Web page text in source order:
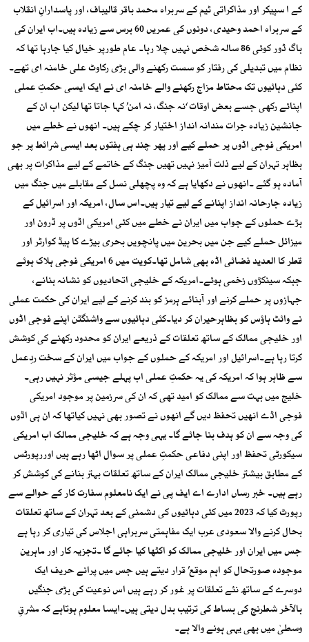
کے ا سپیکر اور مذاکراتی ٹیم کے سربراہ محمد باقر قالیباف، اور پاسدارانِ انقلاب
کے سربراہ احمد وحیدی، دونوں کی عمریں 60 برس سے زیادہ ہیں۔اب ایران کی
باگ ڈور کوئی 86 سالہ شخص نہیں چلا رہا۔ عام طورپر خیال کیا جارہا تھا کہ
نظام میں تبدیلی کی رفتار کو سست رکھنے والی بڑی رکاوٹ علی خامنہ ای تھے۔
کئی دہائیوں تک محتاط مزاج رکھنے والے خامنہ ای نے ایک ایسی حکمتِ عملی
اپنائے رکھی جسے بعض اوقات ‘نہ جنگ، نہ امن’ کہا جاتا تھا لیکن اب ان کے
جانشین زیادہ جرات مندانہ انداز اختیار کر چکے ہیں۔ انھوں نے خطے میں
امریکی فوجی اڈوں پر حملے کیے اور پھر چند ہی ہفتوں بعد ایسی شرائط پر جو
بظاہر تہران کے لیے ذلت آمیز نہیں تھیں جنگ کے خاتمے کے لیے مذاکرات پر بھی
آمادہ ہو گئے ۔انھوں نے دکھایا ہے کہ وہ پچھلی نسل کے مقابلے میں جنگ میں
زیادہ جارحانہ انداز اپنانے کے لیے تیار ہیں۔اس سال، امریکہ اور اسرائیل کے
بڑے حملوں کے جواب میں ایران نے خطے میں کئی امریکی اڈوں پر ڈرون اور
میزائل حملے کیے جن میں بحرین میں پانچویں بحری بیڑے کا ہیڈ کوارٹر اور
قطر کا العدید فضائی اڈہ بھی شامل تھا۔کویت میں 6 امریکی فوجی ہلاک ہوئے
جبکہ سینکڑوں زخمی ہوئے۔امریکہ کے خلیجی اتحادیوں کو نشانہ بنانے،
جہازوں پر حملے کرنے اور آبنائے ہرمز کو بند کرنے کے لیے ایران کی حکمت عملی
نے وائٹ ہاؤس کو بظاہرحیران کر دیا۔کئی دہائیوں سے واشنگٹن اپنے فوجی اڈوں
اور خلیجی ممالک کے ساتھ تعلقات کے ذریعے ایران کو محدود رکھنے کی کوشش
کرتا رہا ہے۔اسرائیل اور امریکہ کے حملوں کے جواب میں ایران کے سخت ردِعمل
سے ظاہر ہوا کہ امریکہ کی یہ حکمتِ عملی اب پہلے جیسی مؤثر نہیں رہی۔
خلیج میں بہت سے ممالک کو امید تھی کہ ان کی سرزمین پر موجود امریکی
فوجی اڈے انھیں تحفظ دیں گے انھوں نے تصور بھی نہیں کیاتھا کہ ان ہی اڈوں
کی وجہ سے ان کو ہدف بنا جائے گا۔ یہی وجہ ہے کہ خلیجی ممالک اب امریکی
سیکورٹی تحفظ اور اپنی دفاعی حکمتِ عملی پر سوال اٹھا رہے ہیں اوررپورٹس
کے مطابق بیشتر خلیجی ممالک ایران کے ساتھ تعلقات بہتر بنانے کی کوشش کر
رہے ہیں۔ خبر رساں ادارے اے ایف پی نے ایک نامعلوم سفارت کار کے حوالے سے
رپورٹ کیا کہ 2023 میں کئی دہائیوں کی دشمنی کے بعد تہران کے ساتھ تعلقات
بحال کرنے والا سعودی عرب ایک مفاہمتی سربراہی اجلاس کی تیاری کر رہا ہے
جس میں ایران اور خلیجی ممالک کو اکٹھا کیا جائے گا ۔تجزیہ کار اور ماہرین
موجودہ صورتحال کو اہم موقع’ قرار دیتے ہیں جس میں پرانے حریف ایک
دوسرے کے ساتھ نئے تعلقات پر غور کر رہے ہیں اس نوعیت کی بڑی جنگیں
بالآخر شطرنج کی بساط کی ترتیب بدل دیتی ہیں۔ایسا معلوم ہوتاہے کہ مشرقِ
وسطیٰ میں بھی یہی ہونے والا ہے۔